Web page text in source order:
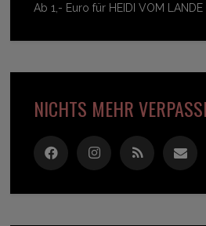
Ab 1,- Euro für HEIDI VOM
NICHTS MEHR